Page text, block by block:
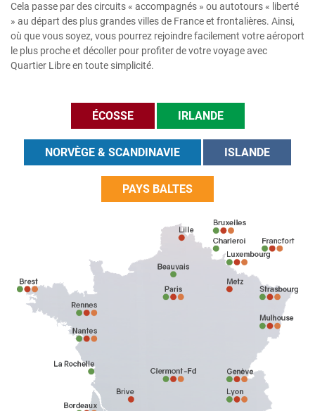
ÉCOSSE IRLANDE
NORVÈGE & SCANDINAVIE ISLANDE
PAYS BALTES
Cela passe par des circuits « accompagnés » ou autotours « liberté
» au départ des plus grandes villes de France et frontalières. Ainsi,
où que vous soyez, vous pourrez rejoindre facilement votre aéroport
le plus proche et décoller pour profiter de votre voyage avec
Quartier Libre en toute simplicité.